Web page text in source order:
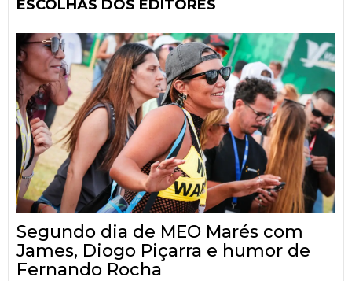
ESCOLHAS DOS EDITORES
Segundo dia de MEO Marés com
James, Diogo Piçarra e humor de
Fernando Rocha